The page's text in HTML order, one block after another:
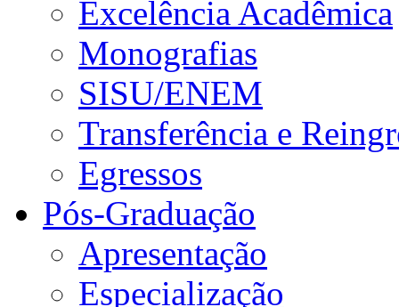
Excelência Acadêmica
Monografias
SISU/ENEM
Transferência e
Egressos
Pós-Graduação
Apresentação
Especialização